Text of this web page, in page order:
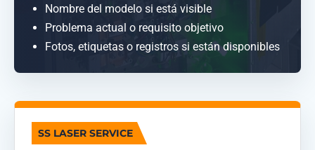
Nombre del modelo si está visible
Problema actual o requisito objetivo
Fotos, etiquetas o registros si están disponibles
SS LASER SERVICE